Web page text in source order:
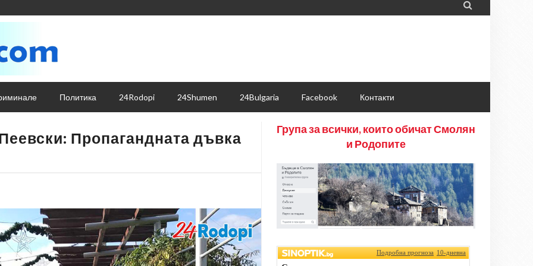

Политика 24Rodopi 24Shumen 24Bulgaria Facebook Контакти
Пропагандната дъвка
Група за всички, които обичат Смолян
и Родопите